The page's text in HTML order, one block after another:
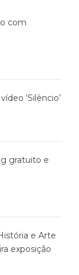
com
‘Silêncio’
gratuito e
e Arte
exposição